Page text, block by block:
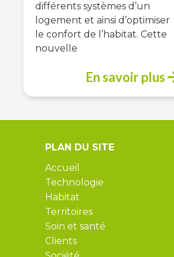
différents systèmes d’un
logement et ainsi d’optimiser
le confort de l’habitat. Cette
nouvelle
En savoir plus
PLAN DU SITE
Accueil
Technologie
Habitat
Territoires
Soin et santé
Clients